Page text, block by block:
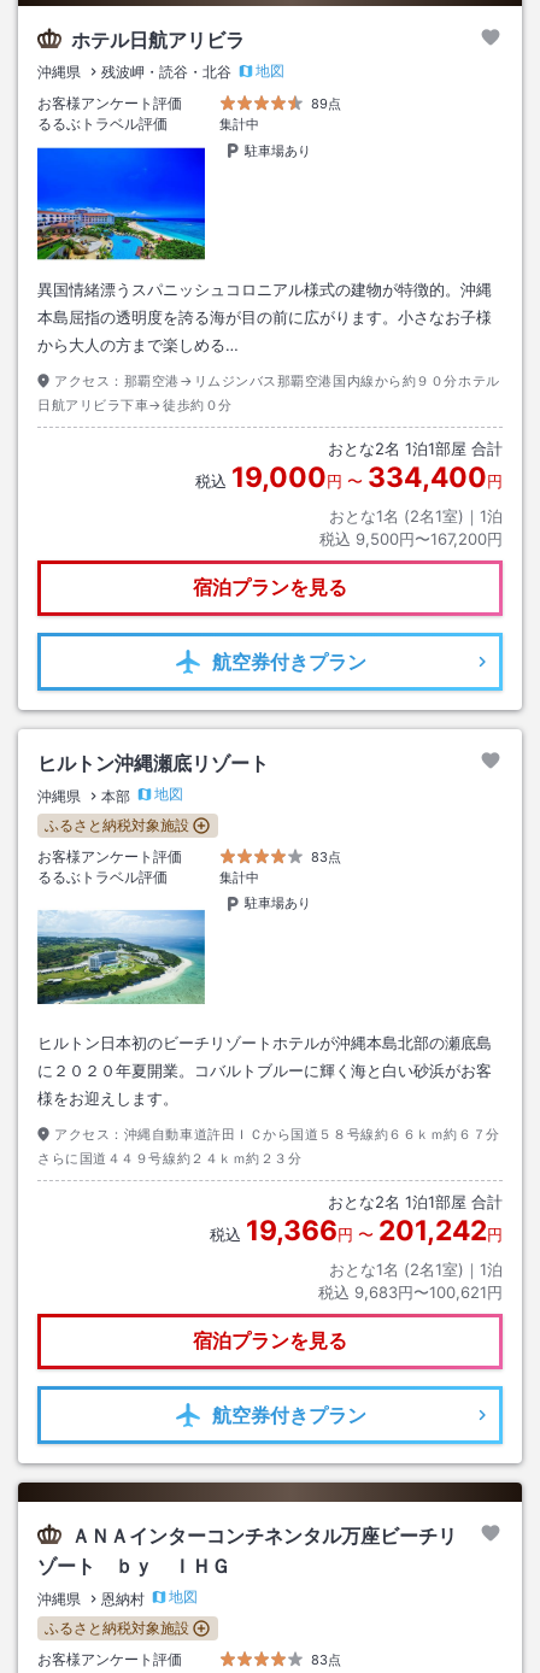
ホテル日航アリビラ
沖縄県 残波岬・読谷・北谷
地図
お客様アンケート評価
89点
るるぶトラベル評価
集計中
駐車場あり
異国情緒漂うスパニッシュコロニアル様式の建物が特徴的。沖縄
本島屈指の透明度を誇る海が目の前に広がります。小さなお子様
から大人の方まで楽しめる…
アクセス： 那覇空港→リムジンバス那覇空港国内線から約９０分ホテル
日航アリビラ下車→徒歩約０分
おとな2名 1泊1部屋 合計
税込 19,000円 〜 334,400円
おとな1名 (2名1室)｜ 1泊
税込 9,500円〜167,200円
宿泊プランを見る
航空券付きプラン
ヒルトン沖縄瀬底リゾート
沖縄県 本部
地図
ふるさと納税対象施設
お客様アンケート評価
83点
るるぶトラベル評価
集計中
駐車場あり
ヒルトン日本初のビーチリゾートホテルが沖縄本島北部の瀬底島
に２０２０年夏開業。コバルトブルーに輝く海と白い砂浜がお客
様をお迎えします。
アクセス： 沖縄自動車道許田ＩＣから国道５８号線約６６ｋｍ約６７分
さらに国道４４９号線約２４ｋｍ約２３分
おとな2名 1泊1部屋 合計
税込 19,366円 〜 201,242円
おとな1名 (2名1室)｜ 1泊
税込 9,683円〜100,621円
宿泊プランを見る
航空券付きプラン
ＡＮＡインターコンチネンタル万座ビーチリ
ゾート ｂｙ ＩＨＧ
沖縄県 恩納村
地図
ふるさと納税対象施設
お客様アンケート評価
83点